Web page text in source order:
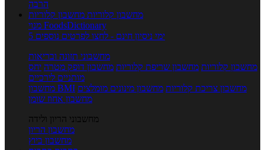
הרבה
מחשבון קלוריות מחשבון קלוריות
מנוי FoodsDictionary
5 ימי ניסיון חינם - לחצו לפרטים נוספים
מחשבוני תזונה ובריאות
מחשבון קלוריות מחשבון שריפת קלוריות מחשבון דופק מטרה יחס
מותניים לירכיים
מחשבון BMI
מחשבון צריכת קלוריות מחשבון מינונים מומלצים
מחשבון אחוז שומן
מחשבוני הריון ולידה
מחשבון הריון
מחשבון ביוץ